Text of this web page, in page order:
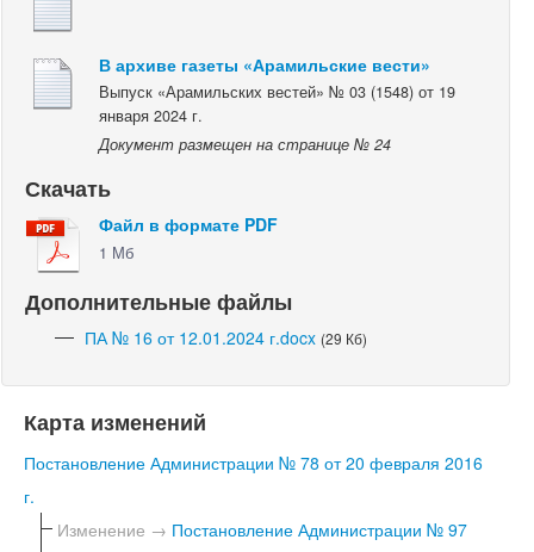
В архиве газеты «Арамильские вести»
Выпуск «Арамильских вестей» № 03 (1548) от 19
января 2024 г.
Документ размещен на странице № 24
Скачать
Файл в формате PDF
1 Мб
Дополнительные файлы
ПА № 16 от 12.01.2024 г.docx (29 Кб)
Карта изменений
Постановление Администрации № 78 от 20 февраля 2016
г.
Изменение → Постановление Администрации № 97